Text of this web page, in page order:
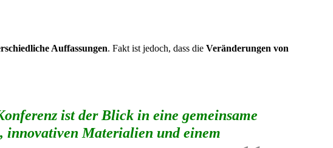
Auffassungen. Fakt ist jedoch, dass die Veränderungen von
ist der Blick in eine gemeinsame
innovativen Materialien und einem